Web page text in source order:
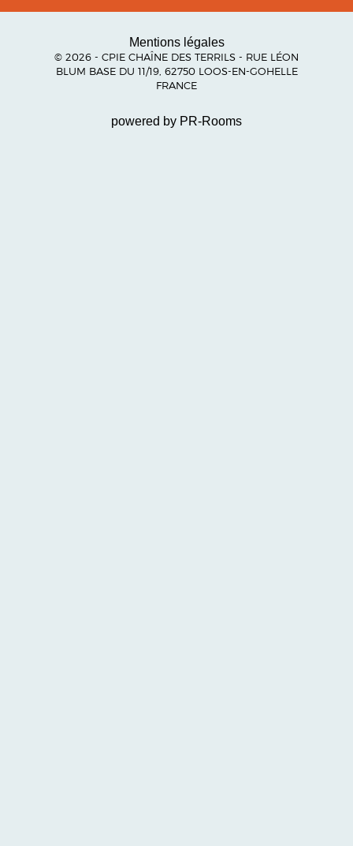
Mentions légales
© 2026 - CPIE CHAÎNE DES TERRILS - RUE LÉON
BLUM BASE DU 11/19, 62750 LOOS-EN-GOHELLE
FRANCE
powered by PR-Rooms